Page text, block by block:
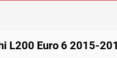
L200 Euro 6 2015-